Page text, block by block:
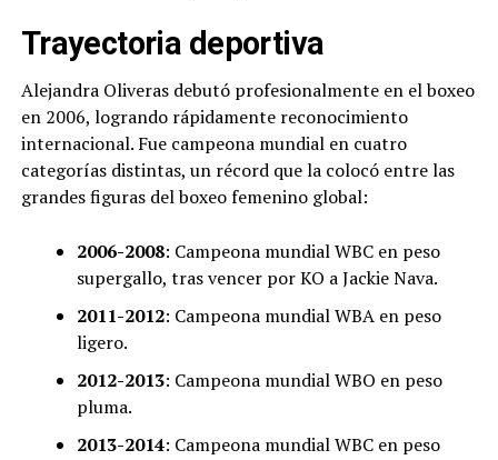
Trayectoria deportiva
Alejandra Oliveras debutó profesionalmente en el boxeo
en 2006, logrando rápidamente reconocimiento
internacional. Fue campeona mundial en cuatro
categorías distintas, un récord que la colocó entre las
grandes figuras del boxeo femenino global:
2006-2008: Campeona mundial WBC en peso
supergallo, tras vencer por KO a Jackie Nava.
2011-2012: Campeona mundial WBA en peso
ligero.
2012-2013: Campeona mundial WBO en peso
pluma.
2013-2014: Campeona mundial WBC en peso